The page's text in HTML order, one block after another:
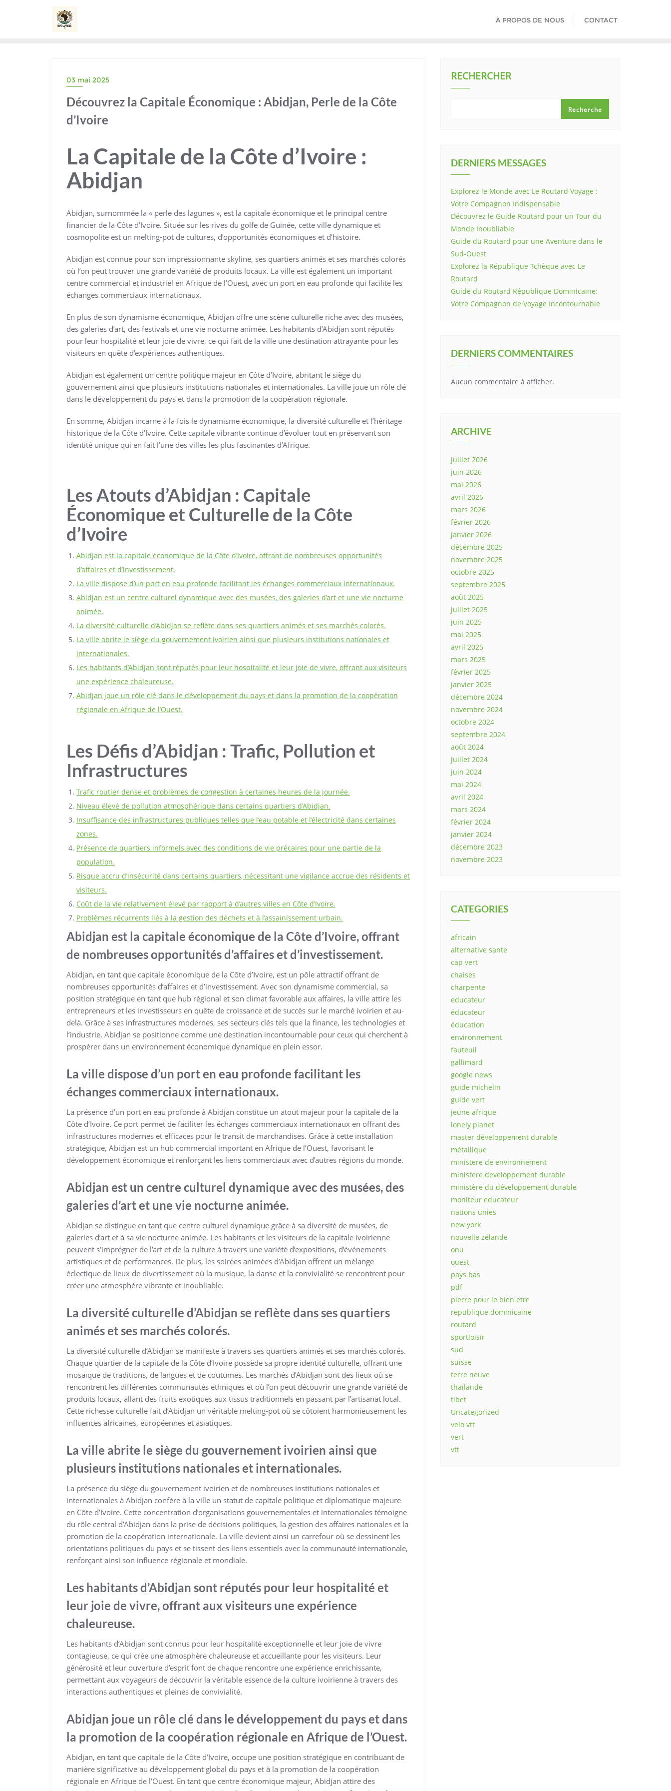
À PROPOS DE NOUS CONTACT
03 mai 2025
Découvrez la Capitale Économique : Abidjan, Perle de la Côte
d’Ivoire
La Capitale de la Côte d’Ivoire :
Abidjan
Abidjan, surnommée la « perle des lagunes », est la capitale économique et le principal centre
financier de la Côte d’Ivoire. Située sur les rives du golfe de Guinée, cette ville dynamique et
cosmopolite est un melting-pot de cultures, d’opportunités économiques et d’histoire.
Abidjan est connue pour son impressionnante skyline, ses quartiers animés et ses marchés colorés
où l’on peut trouver une grande variété de produits locaux. La ville est également un important
centre commercial et industriel en Afrique de l’Ouest, avec un port en eau profonde qui facilite les
échanges commerciaux internationaux.
En plus de son dynamisme économique, Abidjan offre une scène culturelle riche avec des musées,
des galeries d’art, des festivals et une vie nocturne animée. Les habitants d’Abidjan sont réputés
pour leur hospitalité et leur joie de vivre, ce qui fait de la ville une destination attrayante pour les
visiteurs en quête d’expériences authentiques.
Abidjan est également un centre politique majeur en Côte d’Ivoire, abritant le siège du
gouvernement ainsi que plusieurs institutions nationales et internationales. La ville joue un rôle clé
dans le développement du pays et dans la promotion de la coopération régionale.
En somme, Abidjan incarne à la fois le dynamisme économique, la diversité culturelle et l’héritage
historique de la Côte d’Ivoire. Cette capitale vibrante continue d’évoluer tout en préservant son
identité unique qui en fait l’une des villes les plus fascinantes d’Afrique.
Les Atouts d’Abidjan : Capitale
Économique et Culturelle de la Côte
d’Ivoire
Abidjan est la capitale économique de la Côte d’Ivoire, offrant de nombreuses opportunités
d’affaires et d’investissement.
La ville dispose d’un port en eau profonde facilitant les échanges commerciaux internationaux.
Abidjan est un centre culturel dynamique avec des musées, des galeries d’art et une vie nocturne
animée.
La diversité culturelle d’Abidjan se reflète dans ses quartiers animés et ses marchés colorés.
La ville abrite le siège du gouvernement ivoirien ainsi que plusieurs institutions nationales et
internationales.
Les habitants d’Abidjan sont réputés pour leur hospitalité et leur joie de vivre, offrant aux visiteurs
une expérience chaleureuse.
Abidjan joue un rôle clé dans le développement du pays et dans la promotion de la coopération
régionale en Afrique de l’Ouest.
Les Défis d’Abidjan : Trafic, Pollution et
Infrastructures
Trafic routier dense et problèmes de congestion à certaines heures de la journée.
Niveau élevé de pollution atmosphérique dans certains quartiers d’Abidjan.
Insuffisance des infrastructures publiques telles que l’eau potable et l’électricité dans certaines
zones.
Présence de quartiers informels avec des conditions de vie précaires pour une partie de la
population.
Risque accru d’insécurité dans certains quartiers, nécessitant une vigilance accrue des résidents et
visiteurs.
Coût de la vie relativement élevé par rapport à d’autres villes en Côte d’Ivoire.
Problèmes récurrents liés à la gestion des déchets et à l’assainissement urbain.
Abidjan est la capitale économique de la Côte d’Ivoire, offrant
de nombreuses opportunités d’affaires et d’investissement.
Abidjan, en tant que capitale économique de la Côte d’Ivoire, est un pôle attractif offrant de
nombreuses opportunités d’affaires et d’investissement. Avec son dynamisme commercial, sa
position stratégique en tant que hub régional et son climat favorable aux affaires, la ville attire les
entrepreneurs et les investisseurs en quête de croissance et de succès sur le marché ivoirien et au-
delà. Grâce à ses infrastructures modernes, ses secteurs clés tels que la finance, les technologies et
l’industrie, Abidjan se positionne comme une destination incontournable pour ceux qui cherchent à
prospérer dans un environnement économique dynamique en plein essor.
La ville dispose d’un port en eau profonde facilitant les
échanges commerciaux internationaux.
La présence d’un port en eau profonde à Abidjan constitue un atout majeur pour la capitale de la
Côte d’Ivoire. Ce port permet de faciliter les échanges commerciaux internationaux en offrant des
infrastructures modernes et efficaces pour le transit de marchandises. Grâce à cette installation
stratégique, Abidjan est un hub commercial important en Afrique de l’Ouest, favorisant le
développement économique et renforçant les liens commerciaux avec d’autres régions du monde.
Abidjan est un centre culturel dynamique avec des musées, des
galeries d’art et une vie nocturne animée.
Abidjan se distingue en tant que centre culturel dynamique grâce à sa diversité de musées, de
galeries d’art et à sa vie nocturne animée. Les habitants et les visiteurs de la capitale ivoirienne
peuvent s’imprégner de l’art et de la culture à travers une variété d’expositions, d’événements
artistiques et de performances. De plus, les soirées animées d’Abidjan offrent un mélange
éclectique de lieux de divertissement où la musique, la danse et la convivialité se rencontrent pour
créer une atmosphère vibrante et inoubliable.
La diversité culturelle d’Abidjan se reflète dans ses quartiers
animés et ses marchés colorés.
La diversité culturelle d’Abidjan se manifeste à travers ses quartiers animés et ses marchés colorés.
Chaque quartier de la capitale de la Côte d’Ivoire possède sa propre identité culturelle, offrant une
mosaïque de traditions, de langues et de coutumes. Les marchés d’Abidjan sont des lieux où se
rencontrent les différentes communautés ethniques et où l’on peut découvrir une grande variété de
produits locaux, allant des fruits exotiques aux tissus traditionnels en passant par l’artisanat local.
Cette richesse culturelle fait d’Abidjan un véritable melting-pot où se côtoient harmonieusement les
influences africaines, européennes et asiatiques.
La ville abrite le siège du gouvernement ivoirien ainsi que
plusieurs institutions nationales et internationales.
La présence du siège du gouvernement ivoirien et de nombreuses institutions nationales et
internationales à Abidjan confère à la ville un statut de capitale politique et diplomatique majeure
en Côte d’Ivoire. Cette concentration d’organisations gouvernementales et internationales témoigne
du rôle central d’Abidjan dans la prise de décisions politiques, la gestion des affaires nationales et la
promotion de la coopération internationale. La ville devient ainsi un carrefour où se dessinent les
orientations politiques du pays et se tissent des liens essentiels avec la communauté internationale,
renforçant ainsi son influence régionale et mondiale.
Les habitants d’Abidjan sont réputés pour leur hospitalité et
leur joie de vivre, offrant aux visiteurs une expérience
chaleureuse.
Les habitants d’Abidjan sont connus pour leur hospitalité exceptionnelle et leur joie de vivre
contagieuse, ce qui crée une atmosphère chaleureuse et accueillante pour les visiteurs. Leur
générosité et leur ouverture d’esprit font de chaque rencontre une expérience enrichissante,
permettant aux voyageurs de découvrir la véritable essence de la culture ivoirienne à travers des
interactions authentiques et pleines de convivialité.
Abidjan joue un rôle clé dans le développement du pays et dans
la promotion de la coopération régionale en Afrique de l’Ouest.
Abidjan, en tant que capitale de la Côte d’Ivoire, occupe une position stratégique en contribuant de
manière significative au développement global du pays et à la promotion de la coopération
régionale en Afrique de l’Ouest. En tant que centre économique majeur, Abidjan attire des
RECHERCHER
Recherche
DERNIERS MESSAGES
Explorez le Monde avec Le Routard Voyage :
Votre Compagnon Indispensable
Découvrez le Guide Routard pour un Tour du
Monde Inoubliable
Guide du Routard pour une Aventure dans le
Sud-Ouest
Explorez la République Tchèque avec Le
Routard
Guide du Routard République Dominicaine:
Votre Compagnon de Voyage Incontournable
DERNIERS COMMENTAIRES
Aucun commentaire à afficher.
ARCHIVE
juillet 2026
juin 2026
mai 2026
avril 2026
mars 2026
février 2026
janvier 2026
décembre 2025
novembre 2025
octobre 2025
septembre 2025
août 2025
juillet 2025
juin 2025
mai 2025
avril 2025
mars 2025
février 2025
janvier 2025
décembre 2024
novembre 2024
octobre 2024
septembre 2024
août 2024
juillet 2024
juin 2024
mai 2024
avril 2024
mars 2024
février 2024
janvier 2024
décembre 2023
novembre 2023
CATEGORIES
africain
alternative sante
cap vert
chaises
charpente
educateur
éducateur
éducation
environnement
fauteuil
gallimard
google news
guide michelin
guide vert
jeune afrique
lonely planet
master développement durable
métallique
ministere de environnement
ministere developpement durable
ministère du développement durable
moniteur educateur
nations unies
new york
nouvelle zélande
onu
ouest
pays bas
pdf
pierre pour le bien etre
republique dominicaine
routard
sportloisir
sud
suisse
terre neuve
thailande
tibet
Uncategorized
velo vtt
vert
vtt